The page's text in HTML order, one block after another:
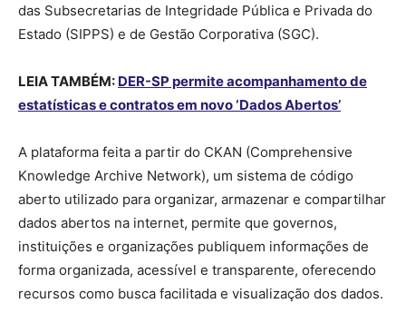
das Subsecretarias de Integridade Pública e Privada do
Estado (SIPPS) e de Gestão Corporativa (SGC).
LEIA TAMBÉM: DER-SP permite acompanhamento de
estatísticas e contratos em novo ‘Dados Abertos’
A plataforma feita a partir do CKAN (Comprehensive
Knowledge Archive Network), um sistema de código
aberto utilizado para organizar, armazenar e compartilhar
dados abertos na internet, permite que governos,
instituições e organizações publiquem informações de
forma organizada, acessível e transparente, oferecendo
recursos como busca facilitada e visualização dos dados.